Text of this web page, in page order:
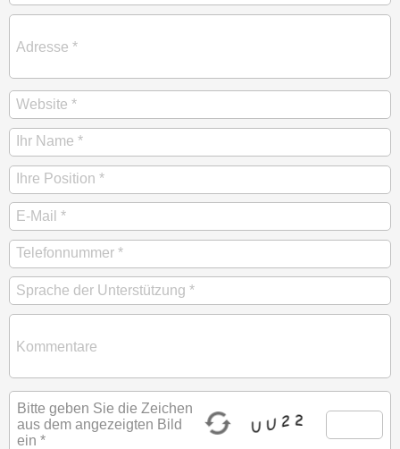
Bitte geben Sie die Zeichen
aus dem angezeigten Bild
ein *